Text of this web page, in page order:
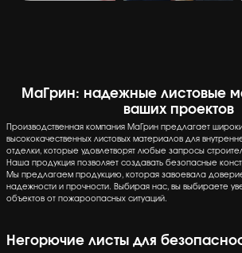
МаГрин: надежные листовые
ваших проектов
Производственная компания МаГрин предлагает
высококачественных листовых материалов для
отделки, которые удовлетворят любые запросы
Наша продукция позволяет создавать безопасные
Мы предлагаем продукцию, которая завоевала
надежности и прочности. Выбирая нас, вы выбираете
объектов от пожароопасных ситуаций.
Негорючие листы для